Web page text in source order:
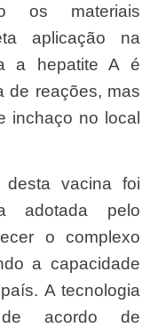
os materiais
aplicação na
a hepatite A é
de reações, mas
inchaço no local
adotada pelo
o complexo
a capacidade
A tecnologia
acordo de